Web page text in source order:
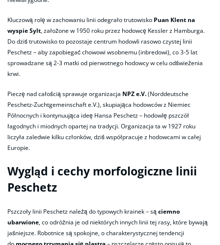
Kluczową rolę w zachowaniu linii odegrało trutowisko Puan Klent na
wyspie Sylt, założone w 1950 roku przez hodowcę Kessler z Hamburga.
Do dziś trutowisko to pozostaje centrum hodowli rasowo czystej linii
Peschetz – aby zapobiegać chowowi wsobnemu (inbredowi), co 3-5 lat
sprowadzane są 2-3 matki od pierwotnego hodowcy w celu odświeżenia
krwi.
Pieczę nad całością sprawuje organizacja NPZ e.V.(Norddeutsche
Peschetz-Zuchtgemeinschaft e.V.), skupiająca hodowców z Niemiec
Północnych i kontynuująca ideę Hansa Peschetz – hodowlę pszczół
łagodnych i miodnych opartej na tradycji. Organizacja ta w 1927 roku
liczyła zaledwie kilku członków, dziś współpracuje z hodowcami w całej
Europie.
Wygląd i cechy morfologiczne linii
Peschetz
Pszczoły linii Peschetz należą do typowych krainek – sąciemno
ubarwione, co odróżnia je od niektórych innych linii tej rasy, które bywają
jaśniejsze. Robotnice są spokojne, o charakterystycznej tendencji